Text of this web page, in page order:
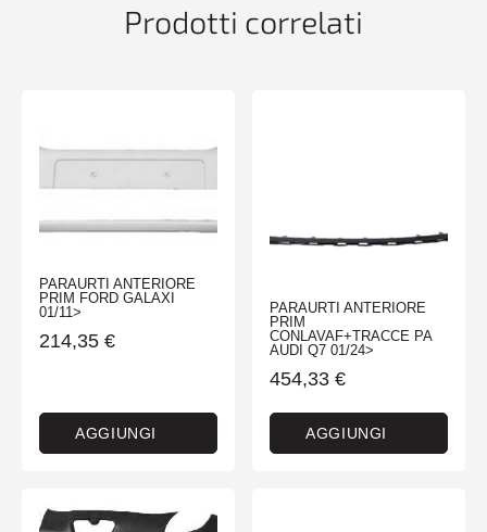
Prodotti correlati
PARAURTI ANTERIORE
PRIM FORD GALAXI
01/11>
214,35 €
AGGIUNGI
PARAURTI ANTERIORE
PRIM
CONLAVAF+TRACCE PA
AUDI Q7 01/24>
454,33 €
AGGIUNGI